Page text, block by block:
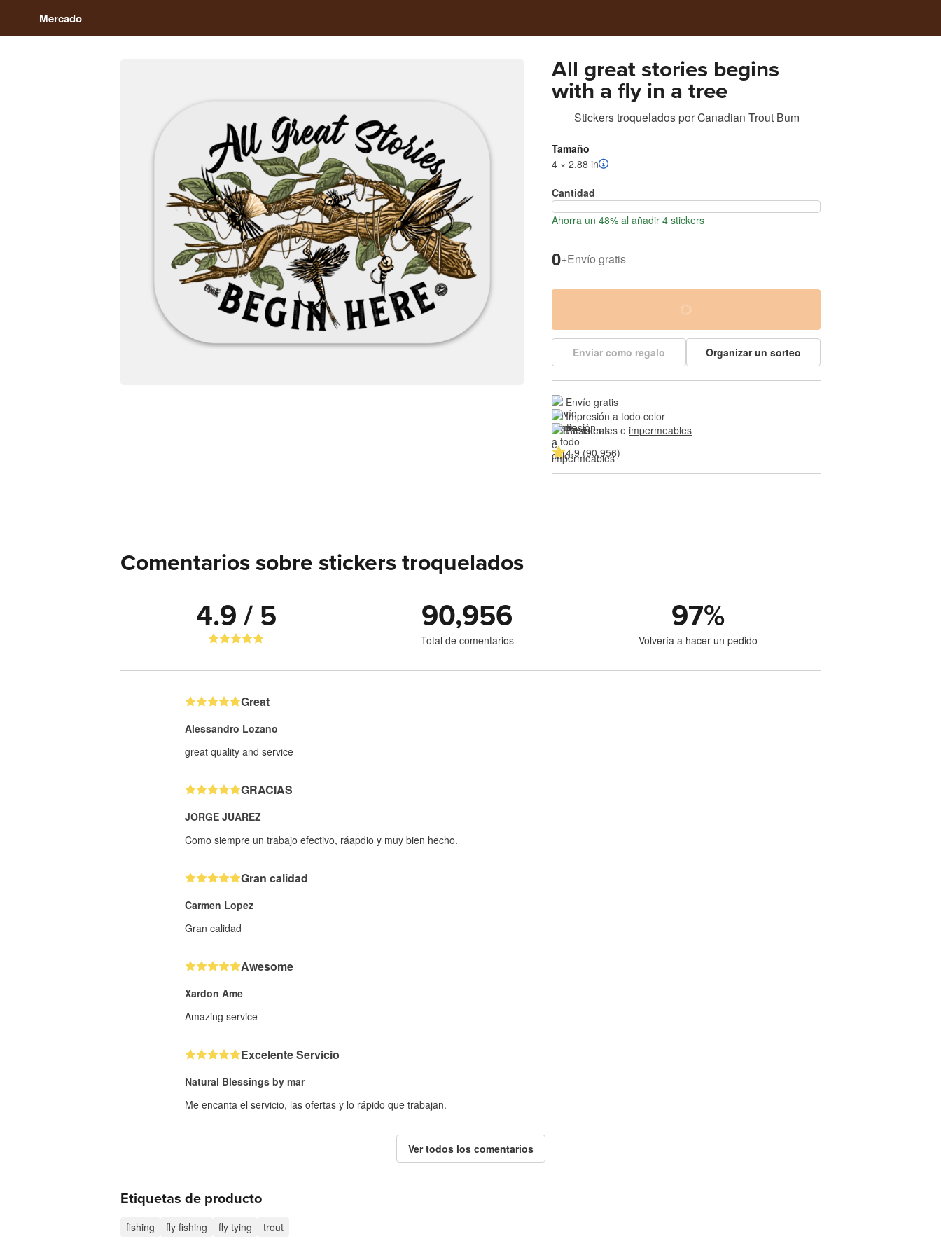
Mercado
All great stories begins
with a fly in a tree
Stickers troqueladosporCanadian Trout Bum
Tamaño
4 × 2.88 in
Cantidad
Ahorra un 48% al añadir 4 stickers
0+Envío gratis
Enviar como regalo Organizar un sorteo
Envío gratis
Impresión a todo color
Resistentes e impermeables
4.9 (90,956)
Comentarios sobre stickers troquelados
4.9 / 5 90,956
Total de comentarios
97%
Volvería a hacer un pedido
Great
Alessandro Lozano
great quality and service
GRACIAS
JORGE JUAREZ
Como siempre un trabajo efectivo, ráapdio y muy bien hecho.
Gran calidad
Carmen Lopez
Gran calidad
Awesome
Xardon Ame
Amazing service
Excelente Servicio
Natural Blessings by mar
Me encanta el servicio, las ofertas y lo rápido que trabajan.
Ver todos los comentarios
Etiquetas de producto
fishing fly fishing fly tying trout